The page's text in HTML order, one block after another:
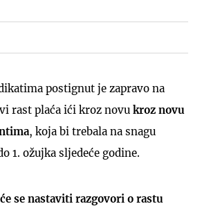
postignut je zapravo na
rast plaća ići kroz novu kroz novu
, koja bi trebala na snagu
1. ožujka sljedeće godine.
se nastaviti razgovori o rastu